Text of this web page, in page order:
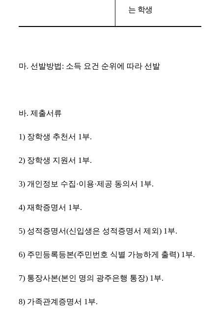
는 학생
마. 선발방법: 소득 요건 순위에 따라 선발
바. 제출서류
1) 장학생 추천서 1 부.
2) 장학생 지원서 1 부.
3) 개인정보 수집·이용·제공 동의서 1 부.
4) 재학증명서 1 부.
5) 성적증명서(신입생은 성적증명서 제외 ) 1 부.
6) 주민등록등본(주민번호 식별 가능하게 출력) 1 부.
7) 통장사본(본인 명의 광주은행 통장) 1 부.
8) 가족관계증명서 1 부.